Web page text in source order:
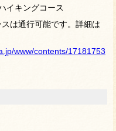
イキングコース
は通行可能です。詳細は
www/contents/17181753